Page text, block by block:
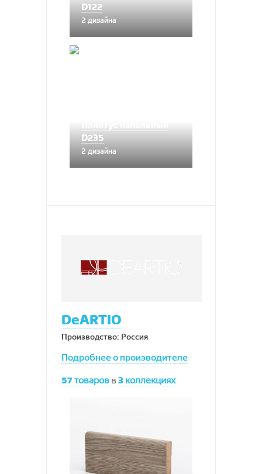
D122
2 дизайна
D235
2 дизайна
DeARTIO
Производство: Россия
Подробнее о производителе
57товаров в 3 коллекциях